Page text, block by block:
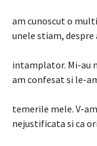
am cunoscut o
unele stiam,
intamplator. Mi-au
am confesat si le-
temerile mele. V-
nejustificata si ca